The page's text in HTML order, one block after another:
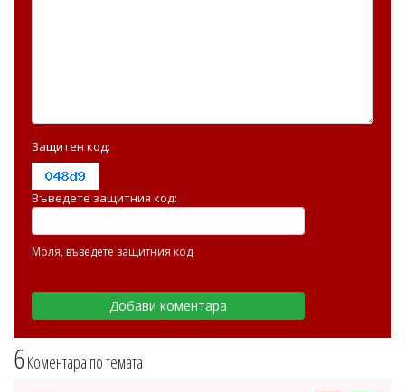
6Коментара по темата
Защитен код:
Въведете защитния код:
Моля, въведете защитния код